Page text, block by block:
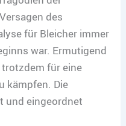
des
für Bleicher immer
war. Ermutigend
trotzdem für eine
kämpfen. Die
und eingeordnet